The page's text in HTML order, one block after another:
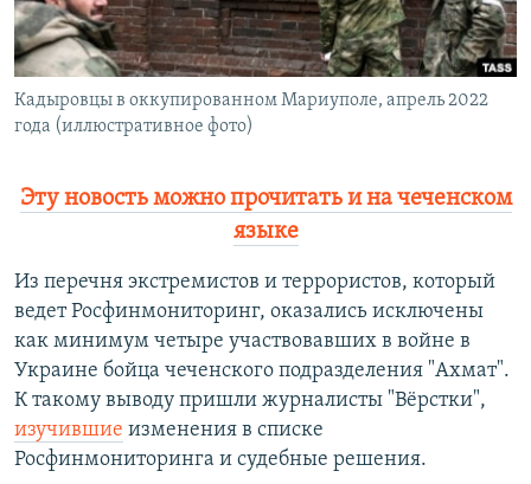
Все сайты РСЕ/РС
Кадыровцы в оккупированном Мариуполе, апрель 2022
года (иллюстративное фото)
Эту новость можно прочитать и на чеченском
языке
Из перечня экстремистов и террористов, который
ведет Росфинмониторинг, оказались исключены
как минимум четыре участвовавших в войне в
Украине бойца чеченского подразделения "Ахмат".
К такому выводу пришли журналисты "Вёрстки",
изучившие изменения в списке
Росфинмониторинга и судебные решения.